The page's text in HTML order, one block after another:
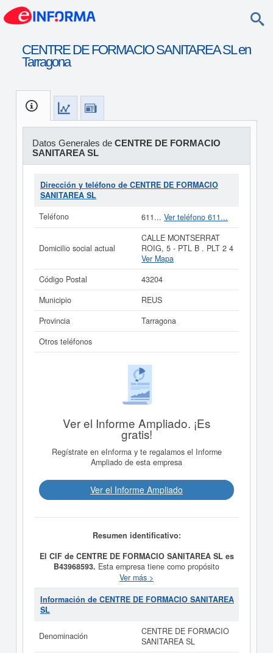
CENTRE DE FORMACIO SANITAREA SL en
Tarragona
Datos Generales de CENTRE DE FORMACIO
SANITAREA SL
Dirección y teléfono de CENTRE DE FORMACIO
SANITAREA SL
Teléfono
611... Ver teléfono 611...
Domicilio social actual
CALLE MONTSERRAT
ROIG, 5 - PTL B . PLT 2 4
Ver Mapa
Código Postal
43204
Municipio
REUS
Provincia
Tarragona
Otros teléfonos
Ver el Informe Ampliado. ¡Es
gratis!
Regístrate en eInforma y te regalamos el Informe
Ampliado de esta empresa
Ver el Informe Ampliado
Resumen identificativo:
El CIF de CENTRE DE FORMACIO SANITAREA SL es
B43968593. Esta empresa tiene como propósito
CENTRO DE FORMACION SANITARIA. y fue creada el
día 27/11/2008. La categoría CNAE en la que está dada
de alta esta empresa es 8559 - Otra educación n.c.o.p..
el número 82990000. La ficha ha sido consultada el
09/04/2025 y contabiliza un total de 8 consultas. Si
Ver más >
Información de CENTRE DE FORMACIO SANITAREA
SL
Denominación
CENTRE DE FORMACIO
SANITAREA SL